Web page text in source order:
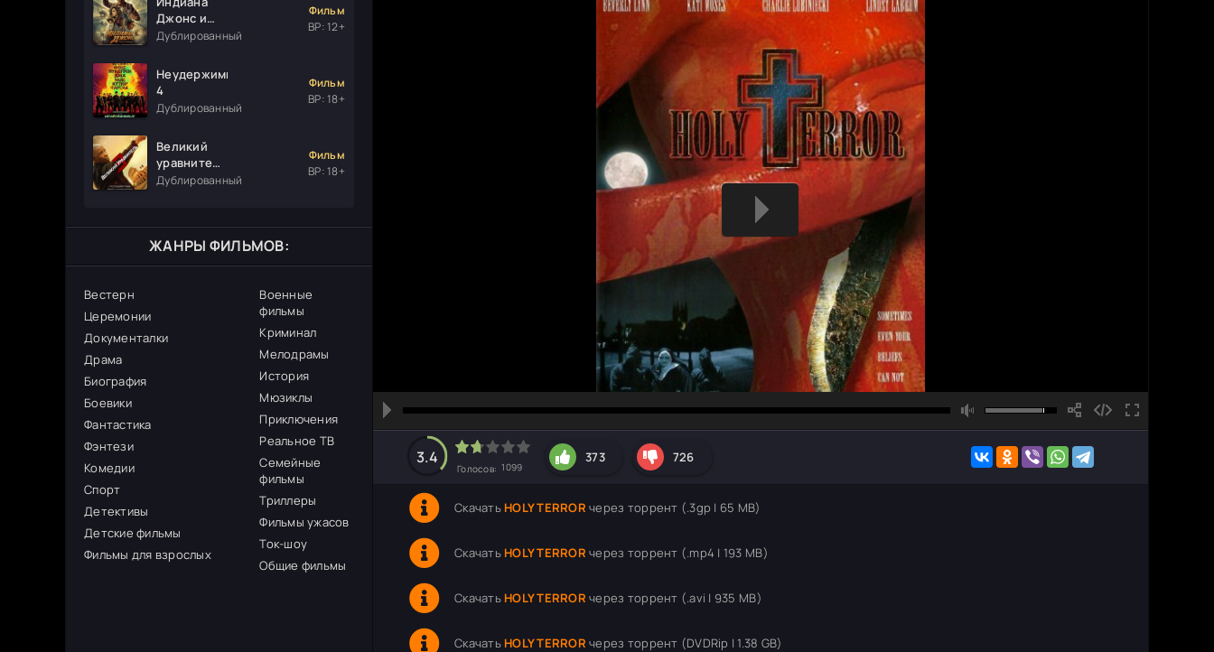
Джонс и
колесо
Дублированный
Фильм
ВР: 12+
Неудержимые
4
Дублированный
Фильм
ВР: 18+
Великий
уравнитель
3
Дублированный
Фильм
ВР: 18+
ЖАНРЫ ФИЛЬМОВ:
Вестерн
Церемонии
Документалки
Драма
Биография
Боевики
Фантастика
Фэнтези
Комедии
Спорт
Детективы
Детские фильмы
Фильмы для взрослых
Военные
фильмы
Криминал
Мелодрамы
История
Мюзиклы
Приключения
Реальное ТВ
Семейные
фильмы
Триллеры
Фильмы ужасов
Ток-шоу
Общие фильмы
hd2160
hd1440
highres
hd1080
hd720
large
medium
small
tiny
3.4
Голосов: 1099
373 726
Скачать HOLY TERROR через торрент (.3gp | 65 MB)
Скачать HOLY TERROR через торрент (.mp4 | 193 MB)
Скачать HOLY TERROR через торрент (.avi | 935 MB)
Скачать HOLY TERROR через торрент (DVDRip | 1.38 GB)